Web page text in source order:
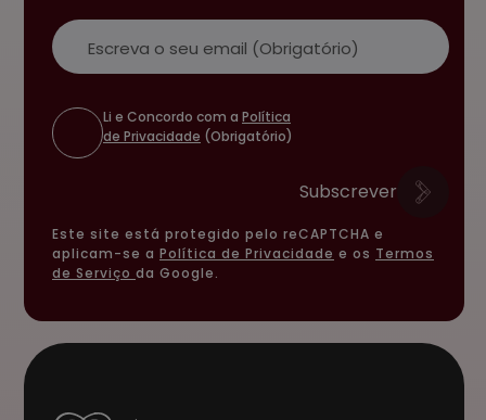
Email
Li e Concordo com a Política
de Privacidade (Obrigatório)
Subscrever
Este site está protegido pelo reCAPTCHA e
aplicam-se a Política de Privacidade e os Termos
de Serviço da Google.